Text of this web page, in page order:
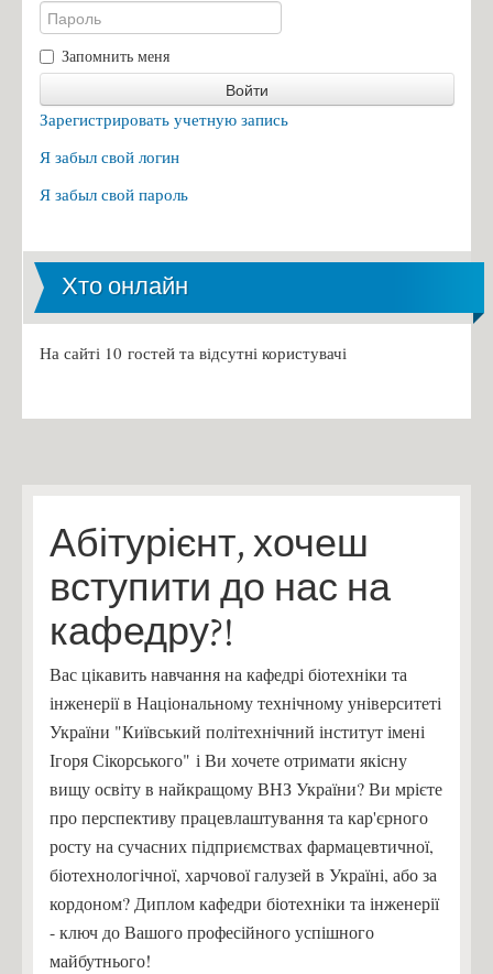
Запомнить меня
Войти
Зарегистрировать учетную запись
Я забыл свой логин
Я забыл свой пароль
Хто онлайн
На сайті 10 гостей та відсутні користувачі
Абітурієнт, хочеш
вступити до нас на
кафедру?!
Вас цікавить навчання на кафедрі біотехніки та
інженерії в Національному технічному університеті
України "Київський політехнічний інститут імені
Ігоря Сікорського" і Ви хочете отримати якісну
вищу освіту в найкращому ВНЗ України? Ви мрієте
про перспективу працевлаштування та кар'єрного
росту на сучасних підприємствах фармацевтичної,
біотехнологічної, харчової галузей в Україні, або за
кордоном? Диплом кафедри біотехніки та інженерії
- ключ до Вашого професійного успішного
майбутнього!